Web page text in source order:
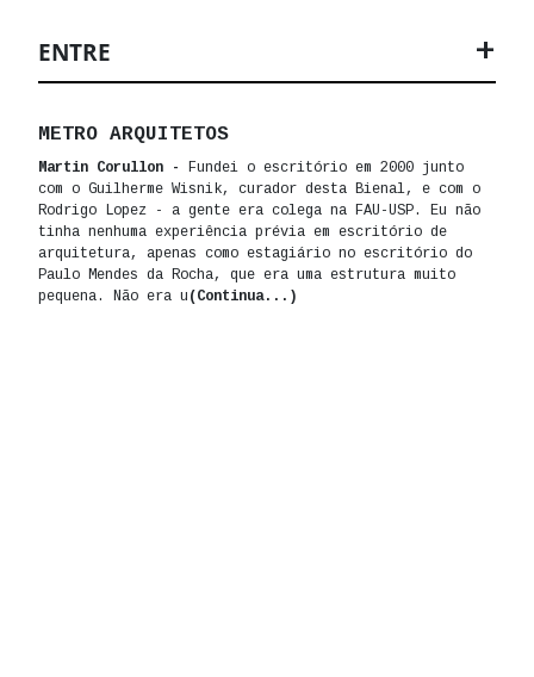
ENTRE
METRO ARQUITETOS
Martin Corullon -
Fundei o escritório em 2000 junto
com o Guilherme Wisnik, curador desta Bienal, e com o
Rodrigo Lopez - a gente era colega na FAU-USP. Eu não
tinha nenhuma experiência prévia em escritório de
arquitetura, apenas como estagiário no escritório do
Paulo Mendes da Rocha, que era uma estrutura muito
pequena. Não era u (Continua...)